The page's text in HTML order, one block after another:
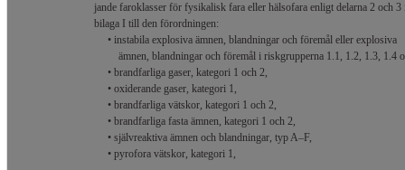
jande faroklasser för fysikalisk fara eller hälsofara enligt delarna 2 och 3
bilaga I till den förordningen:
• instabila explosiva ämnen, blandningar och föremål eller explosiva
ämnen, blandningar och föremål i riskgrupperna 1.1, 1.2, 1.3, 1.4
• brandfarliga gaser, kategori 1 och 2,
• oxiderande gaser, kategori 1,
• brandfarliga vätskor, kategori 1 och 2,
• brandfarliga fasta ämnen, kategori 1 och 2,
• självreaktiva ämnen och blandningar, typ A–F,
• pyrofora vätskor, kategori 1,